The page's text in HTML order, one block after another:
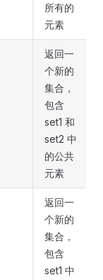
所有的
元素
返回一
个新的
集合，
包含
set1 和
set2 中
的公共
元素
返回一
个新的
集合，
包含
set1 中